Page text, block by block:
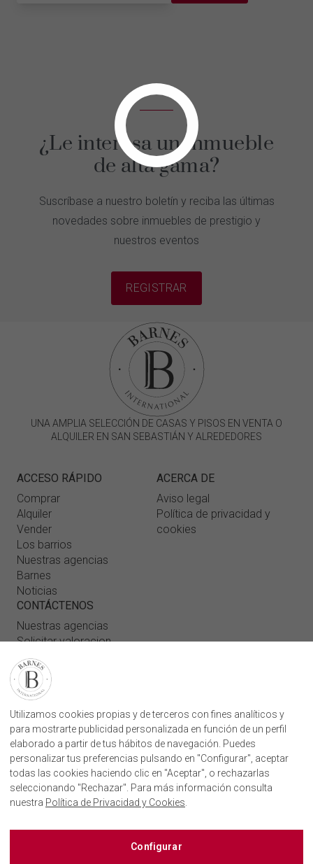
¿Le interesa un inmueble
de alta gama?
Suscríbase a nuestro boletín y reciba las últimas
novedades sobre inmuebles de prestigio y
nuestros eventos
REGISTRAR
UNA AMPLIA SELECCIÓN DE CASAS Y PISOS EN VENTA O
ALQUILER EN SAN SEBASTIÁN Y ALREDEDORES
ACCESO RÁPIDO
Comprar
Alquiler
Vender
Los barrios
Nuestras agencias
Barnes
Noticias
ACERCA DE
Aviso legal
Política de privacidad y
cookies
CONTÁCTENOS
Nuestras agencias
Solicitar valoracion
Contáctenos
Inicio de sesión de usuario
AGENCIA INMOBILIARIA BARNES SAN SEBASTIÁN
CAMINO KALEA, 1
20004, DONOSTIA, GIPUZKOA
+34843751115
Utilizamos cookies propias y de terceros con fines analíticos y
para mostrarte publicidad personalizada en función de un perfil
elaborado a partir de tus hábitos de navegación. Puedes
personalizar tus preferencias pulsando en "Configurar", aceptar
todas las cookies haciendo clic en "Aceptar", o rechazarlas
seleccionando "Rechazar". Para más información consulta
nuestra Política de Privacidad y Cookies
Configurar